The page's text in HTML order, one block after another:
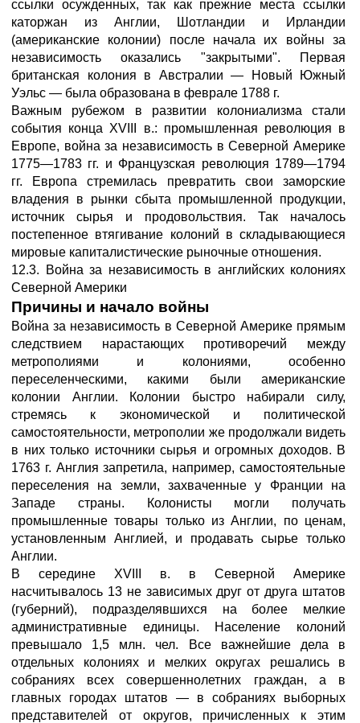
ссылки осужденных, так как прежние места ссылки
каторжан из Англии, Шотландии и Ирландии
(американские колонии) после начала их войны за
независимость оказались "закрытыми". Первая
британская колония в Австралии — Новый Южный
Уэльс — была образована в феврале 1788 г.
Важным рубежом в развитии колониализма стали
события конца XVIII в.: промышленная революция в
Европе, война за независимость в Северной Америке
1775—1783 гг. и Французская революция 1789—1794
гг. Европа стремилась превратить свои заморские
владения в рынки сбыта промышленной продукции,
источник сырья и продовольствия. Так началось
постепенное втягивание колоний в складывающиеся
мировые капиталистические рыночные отношения.
12.3. Война за независимость в английских колониях
Северной Америки
Причины и начало войны
Война за независимость в Северной Америке прямым
следствием нарастающих противоречий между
метрополиями и колониями, особенно
переселенческими, какими были американские
колонии Англии. Колонии быстро набирали силу,
стремясь к экономической и политической
самостоятельности, метрополии же продолжали видеть
в них только источники сырья и огромных доходов. В
1763 г. Англия запретила, например, самостоятельные
переселения на земли, захваченные у Франции на
Западе страны. Колонисты могли получать
промышленные товары только из Англии, по ценам,
установленным Англией, и продавать сырье только
Англии.
В середине XVIII в. в Северной Америке
насчитывалось 13 не зависимых друг от друга штатов
(губерний), подразделявшихся на более мелкие
административные единицы. Население колоний
превышало 1,5 млн. чел. Все важнейшие дела в
отдельных колониях и мелких округах решались в
собраниях всех совершеннолетних граждан, а в
главных городах штатов — в собраниях выборных
представителей от округов, причисленных к этим